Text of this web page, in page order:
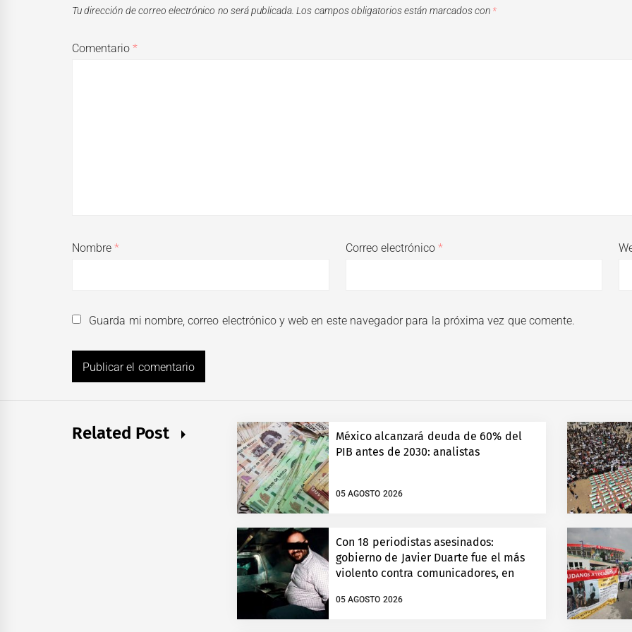
Tu dirección de correo electrónico no será publicada. Los campos obligatorios están marcados con *
Comentario*
Nombre* Correo electrónico*
Guarda mi nombre, correo electrónico y web en este navegador para la próxima vez que comente.
Related Post
México alcanzará deuda de 60% del
PIB antes de 2030: analistas
05 AGOSTO 2026
Con 18 periodistas asesinados:
gobierno de Javier Duarte fue el más
violento contra comunicadores, en
05 AGOSTO 2026